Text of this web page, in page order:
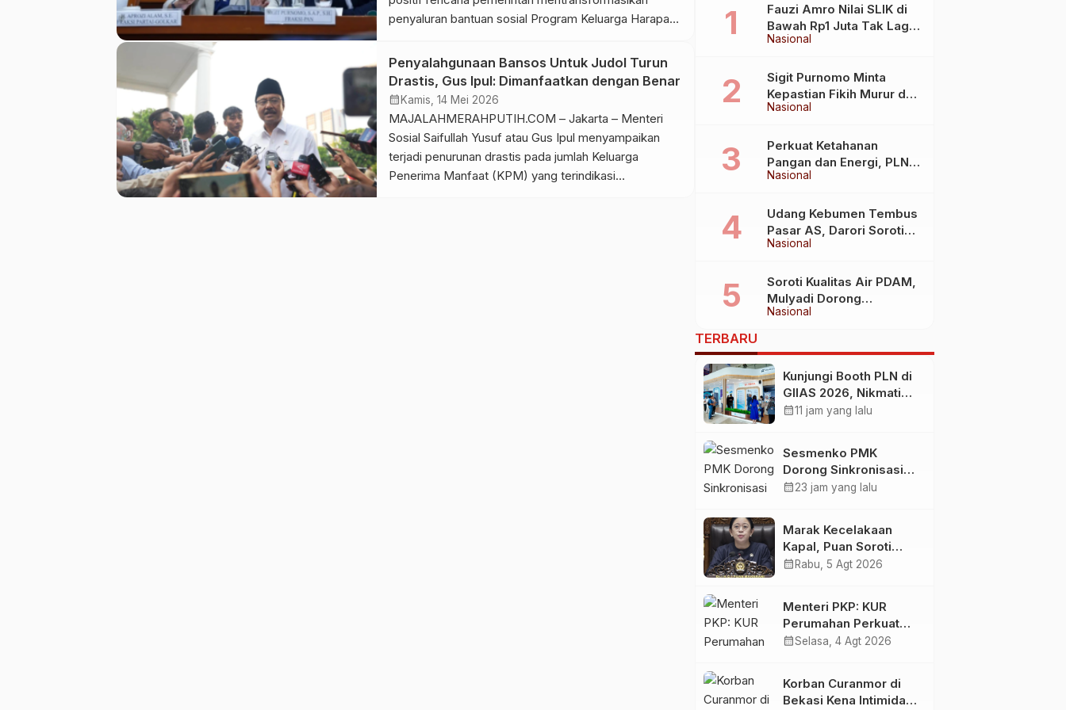
penyaluran bantuan sosial Program Keluarga Harapan
melalui Koperasi Desa/Kelurahan Merah Putih
(KDMP). Menurutnya, kebijakan tersebut berpotensi
mendekatkan layanan kepada masyarakat sekaligus
memperkuat perekonomian desa, asalkan
pelaksanaannya memenuhi sejumlah prasyarat. Aprozi
menegaskan, perubahan mekanisme
penyaluran bansos harus tetap berorientasi pada
Penyalahgunaan Bansos Untuk Judol Turun
Drastis, Gus Ipul: Dimanfaatkan dengan Benar
calendar_month Kamis, 14 Mei 2026
MAJALAHMERAHPUTIH.COM – Jakarta – Menteri
Sosial Saifullah Yusuf atau Gus Ipul menyampaikan
terjadi penurunan drastis pada jumlah Keluarga
Penerima Manfaat (KPM) yang terindikasi
Nasional
Fauzi Amro Nilai SLIK di
Bawah Rp1 Juta Tak Lagi
Hambat Akses Rumah
Nasional
Sigit Purnomo Minta
Kepastian Fikih Murur dan
Mabit untuk Perkuat
Nasional
Perkuat Ketahanan
Pangan dan Energi, PLN
Jalin Kerja Sama Strategis
Kelautan dan Perikanan
Nasional
Udang Kebumen Tembus
Pasar AS, Darori Soroti
Dampaknya bagi Warga
Nasional
Soroti Kualitas Air PDAM,
Mulyadi Dorong
Standardisasi Lewat RUU
TERBARU
Kunjungi Booth PLN di
GIIAS 2026, Nikmati
Promo Tambah Daya
calendar_month11 jam yang lalu
Sesmenko PMK
Dorong Sinkronisasi
Peran Lintas Sektor
calendar_month23 jam yang lalu
Marak Kecelakaan
Kapal, Puan Soroti
Minimnya Faktor
calendar_month Rabu, 5 Agt 2026
Menteri PKP: KUR
Perumahan Perkuat
Ekonomi Keluarga
calendar_monthSelasa, 4 Agt 2026
Korban Curanmor di
Bekasi Kena Intimidasi,